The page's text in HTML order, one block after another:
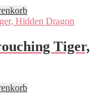
Tiger,